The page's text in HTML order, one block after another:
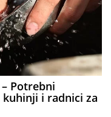
Potrebni
i radnici za